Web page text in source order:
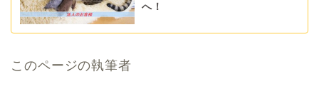
へ！
このページの執筆者